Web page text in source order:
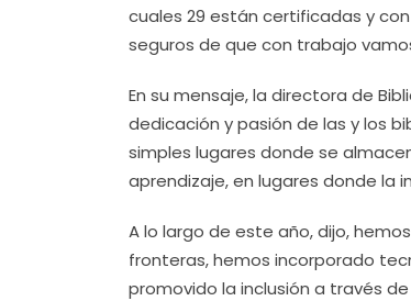
cuales 29 están certificadas y
seguros de que con trabajo
En su mensaje, la directora de
dedicación y pasión de las y los
simples lugares donde se
aprendizaje, en lugares donde la
A lo largo de este año, dijo,
fronteras, hemos incorporado
promovido la inclusión a través